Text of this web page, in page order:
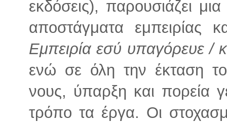
εκδόσεις), παρουσιάζει
αποστάγματα εμπειρίας
Εμπειρία εσύ υπαγόρευε /
ενώ σε όλη την έκταση
νους, ύπαρξη και πορεία
τρόπο τα έργα. Οι